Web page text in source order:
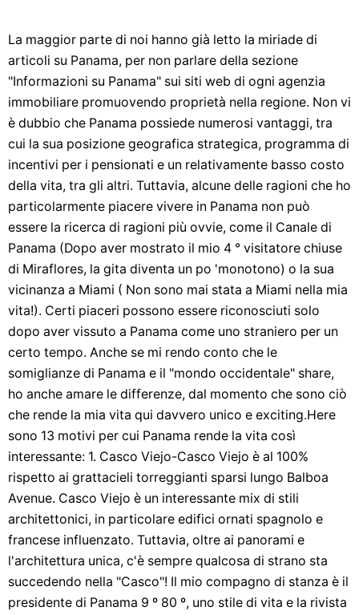
La maggior parte di noi hanno già letto la miriade di
articoli su Panama, per non parlare della sezione
"Informazioni su Panama" sui siti web di ogni agenzia
immobiliare promuovendo proprietà nella regione. Non vi
è dubbio che Panama possiede numerosi vantaggi, tra
cui la sua posizione geografica strategica, programma di
incentivi per i pensionati e un relativamente basso costo
della vita, tra gli altri. Tuttavia, alcune delle ragioni che ho
particolarmente piacere vivere in Panama non può
essere la ricerca di ragioni più ovvie, come il Canale di
Panama (Dopo aver mostrato il mio 4 ° visitatore chiuse
di Miraflores, la gita diventa un po 'monotono) o la sua
vicinanza a Miami ( Non sono mai stata a Miami nella mia
vita!). Certi piaceri possono essere riconosciuti solo
dopo aver vissuto a Panama come uno straniero per un
certo tempo. Anche se mi rendo conto che le
somiglianze di Panama e il "mondo occidentale" share,
ho anche amare le differenze, dal momento che sono ciò
che rende la mia vita qui davvero unico e exciting.Here
sono 13 motivi per cui Panama rende la vita così
interessante: 1. Casco Viejo-Casco Viejo è al 100%
rispetto ai grattacieli torreggianti sparsi lungo Balboa
Avenue. Casco Viejo è un interessante mix di stili
architettonici, in particolare edifici ornati spagnolo e
francese influenzato. Tuttavia, oltre ai panorami e
l'architettura unica, c'è sempre qualcosa di strano sta
succedendo nella "Casco"! Il mio compagno di stanza è il
presidente di Panama 9 º 80 º, uno stile di vita e la rivista